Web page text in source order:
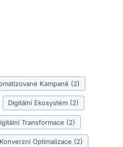
Kampaně (2)
Digitální Ekosystém (2)
Transformace (2)
Konverzní Optimalizace (2)